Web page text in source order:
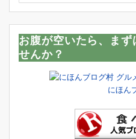
お腹が空いたら、ま
せんか？
にほん